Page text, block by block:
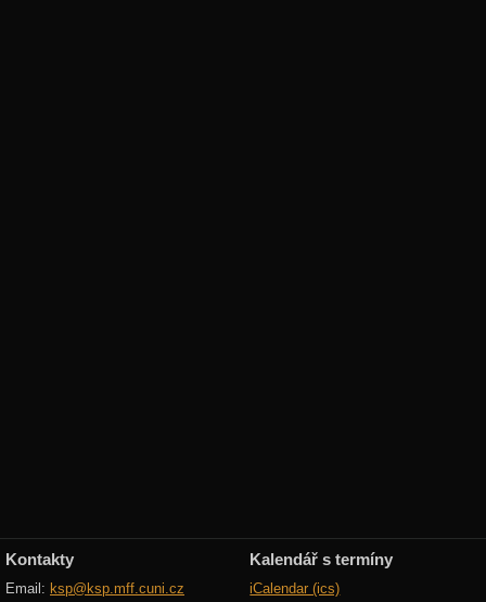
Kontakty
Email: ksp@ksp.mff.cuni.cz
Kalendář s termíny
iCalendar (ics)